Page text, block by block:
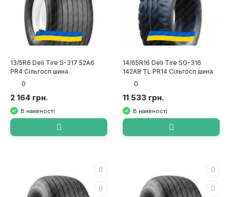
13/5R6 Deli Tire S-317 52A6
PR4 Сільгосп шина
0
2 164 грн.
В наявності
14/65R16 Deli Tire SG-316
142A8 TL PR14 Сільгосп шина
0
11 533 грн.
В наявності